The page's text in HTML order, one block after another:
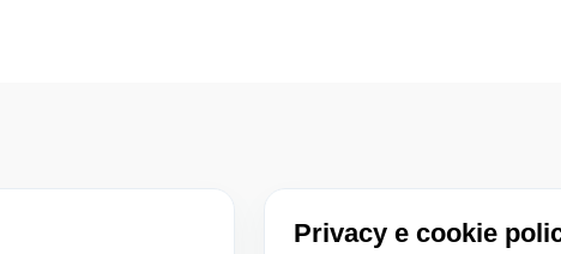
Privacy e cookie